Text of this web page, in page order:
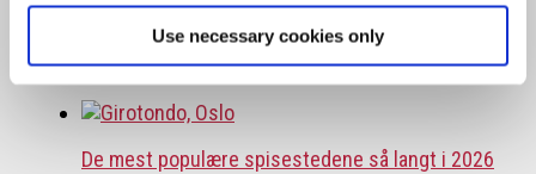
Use necessary cookies only
Oslo-guide: Forfriskende sommermenyer
De mest populære spisestedene så langt i 2026